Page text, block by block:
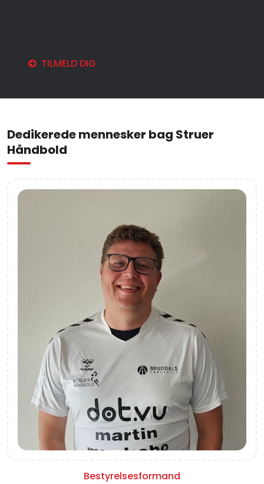
TILMELD DIG
Dedikerede mennesker bag Struer
Håndbold
Bestyrelsesformand